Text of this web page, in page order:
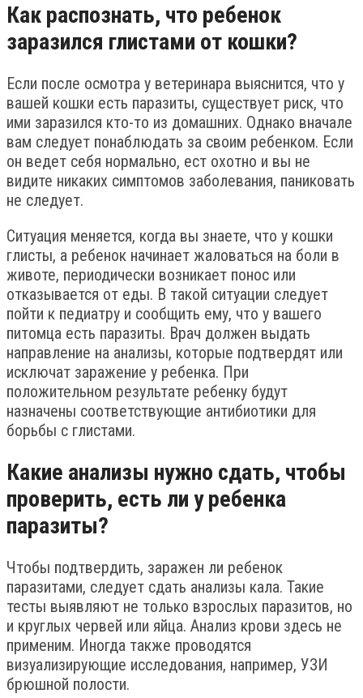
Как распознать, что ребенок
заразился глистами от кошки?
Если после осмотра у ветеринара выяснится, что у
вашей кошки есть паразиты, существует риск, что
ими заразился кто-то из домашних. Однако вначале
вам следует понаблюдать за своим ребенком. Если
он ведет себя нормально, ест охотно и вы не
видите никаких симптомов заболевания, паниковать
не следует.
Ситуация меняется, когда вы знаете, что у кошки
глисты, а ребенок начинает жаловаться на боли в
животе, периодически возникает понос или
отказывается от еды. В такой ситуации следует
пойти к педиатру и сообщить ему, что у вашего
питомца есть паразиты. Врач должен выдать
направление на анализы, которые подтвердят или
исключат заражение у ребенка. При
положительном результате ребенку будут
назначены соответствующие антибиотики для
борьбы с глистами.
Какие анализы нужно сдать, чтобы
проверить, есть ли у ребенка
паразиты?
Чтобы подтвердить, заражен ли ребенок
паразитами, следует сдать анализы кала. Такие
тесты выявляют не только взрослых паразитов, но
и круглых червей или яйца. Анализ крови здесь не
применим. Иногда также проводятся
визуализирующие исследования, например, УЗИ
брюшной полости.